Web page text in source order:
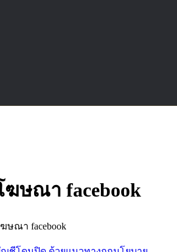
ษณา facebook
ษณา facebook